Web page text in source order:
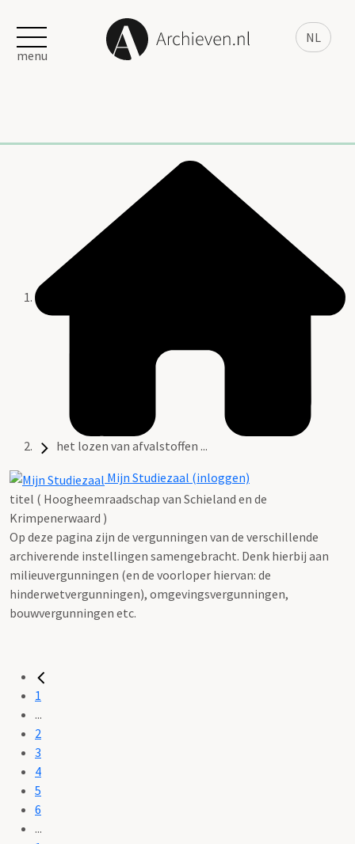
NL
menu
het lozen van afvalstoffen ...
Mijn Studiezaal (inloggen)
titel ( Hoogheemraadschap van Schieland en de
Krimpenerwaard )
Op deze pagina zijn de vergunningen van de verschillende
archiverende instellingen samengebracht. Denk hierbij aan
milieuvergunningen (en de voorloper hiervan: de
hinderwetvergunningen), omgevingsvergunningen,
bouwvergunningen etc.
1
...
2
3
4
5
6
...